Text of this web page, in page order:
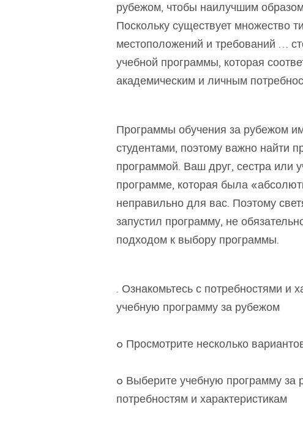
рубежом, чтобы наилучшим
Поскольку существует множество
местоположений и требований …
учебной программы, которая
академическим и личным
Программы обучения за рубежом
студентами, поэтому важно найти
программой. Ваш друг, сестра или
программе, которая была
неправильно для вас. Поэтому
запустил программу, не
подходом к выбору программы.
. Ознакомьтесь с потребностями и
учебную программу за рубежом
o Просмотрите несколько
o Выберите учебную программу за
потребностям и характеристикам